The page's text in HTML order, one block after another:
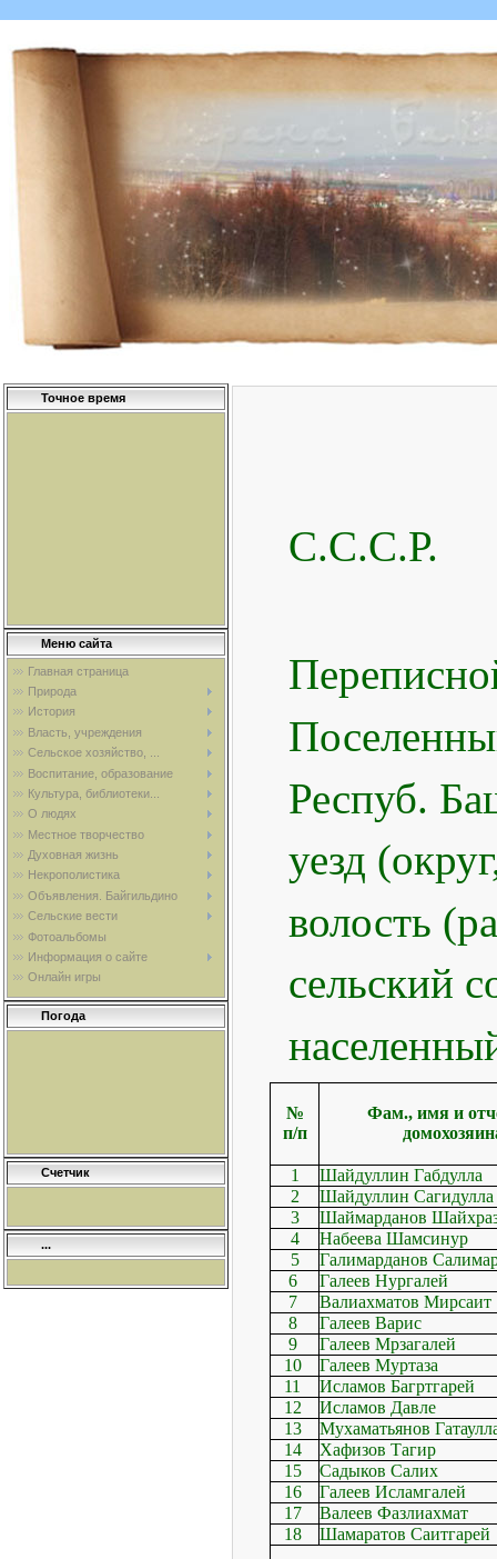
Точное время
Меню сайта
Главная страница
Природа
История
Власть, учреждения
Сельское хозяйство, ...
Воспитание, образование
Культура, библиотеки...
О людях
Местное творчество
Духовная жизнь
Некрополистика
Объявления. Байгильдино
Сельские вести
Фотоальбомы
Информация о сайте
Онлайн игры
Погода
Счетчик
...
Респуб.
уезд
волость
сельский
№
п/п
Фам., имя и
1
Шайдуллин Габдулла
2
Шайдуллин Сагидулла
3
Шаймарданов
4
Набеева Шамсинур
5
Галимарданов
6
Галеев Нургалей
7
Валиахматов Мирсаит
8
Галеев Варис
9
Галеев Мрзагалей
10
Галеев Муртаза
11
Исламов Багртгарей
12
Исламов Давле
13
Мухаматьянов
14
Хафизов Тагир
15
Садыков Салих
16
Галеев Исламгалей
17
Валеев Фазлиахмат
18
Шамаратов Саитгарей